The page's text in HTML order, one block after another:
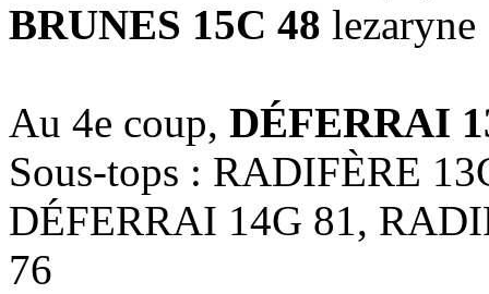
BRUNES 15C 48 lezaryne
Au 4e coup, DÉFERRAI
Sous-tops : RADIFÈRE
DÉFERRAI 14G 81,
76